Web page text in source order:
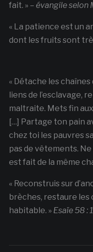
fait. » – évangile selon
« La patience est un
dont les fruits sont
« Détache les
liens de l’esclavage,
maltraite. Mets fin
[…] Partage ton pain
chez toi les pauvres
pas de vêtements.
est fait de la même
« Reconstruis sur
brèches, restaure les
habitable. » Esaïe 58 :